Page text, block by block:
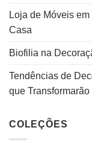
Loja de Móveis
Casa
Biofilia na
Tendências de
que
COLEÇÕES